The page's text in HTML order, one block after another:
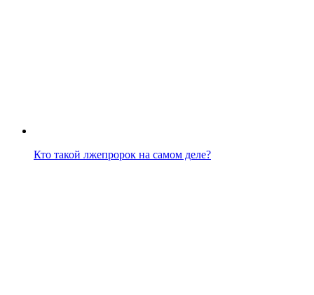
Кто такой лжепророк на самом деле?